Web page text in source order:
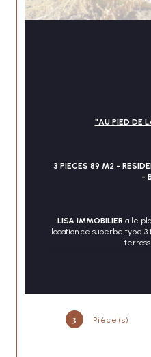
3 Pièce(s)
"AU PIED DE
3 PIECES 89 M2 -
-
LISA IMMOBILIER a le
location ce superbe type
composé d'un grand
luminosité donnant sur
sans vis à vis et vue